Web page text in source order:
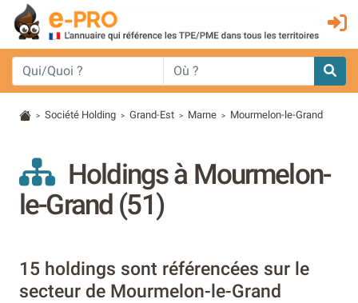
> Société Holding > Grand-Est > Marne > Mourmelon-le-Grand
Holdings à Mourmelon-
le-Grand (51)
15 holdings sont référencées sur le
secteur de Mourmelon-le-Grand